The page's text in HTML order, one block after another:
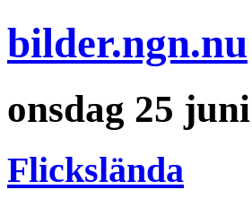
bilder.ngn.nu
onsdag 25
Flickslända